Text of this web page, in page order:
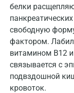
белки
свободную
фактором.
витамином В12
связывается с
подвздошной
кровоток.